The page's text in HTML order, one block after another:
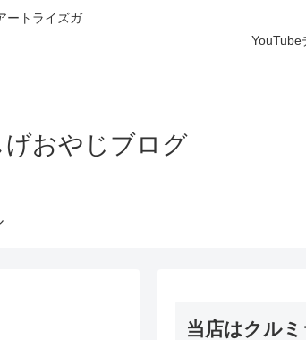
ートライズガ
ルを８
し
おやじブログ
当店はクル